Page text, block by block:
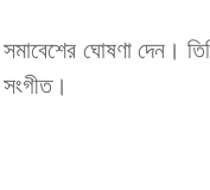
ঘোষণা দেন।